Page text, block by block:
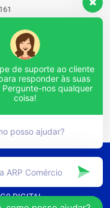
e Representações
DIGITAL
de suporte ao cliente
responder às suas
nos qualquer
coisa!
posso ajudar?